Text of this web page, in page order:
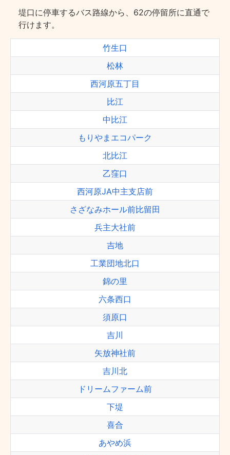
堤口に停車するバス路線から、62の停留所に直通で
行けます。
竹生口
松林
西河原五丁目
比江
中比江
もりやまエコパーク
北比江
乙窪口
西河原JA中主支店前
さざなみホール前比留田
兵主大社前
吉地
工業団地北口
錦の里
六条西口
須原口
吉川
矢放神社前
吉川北
ドリームファーム前
下堤
喜合
あやめ浜